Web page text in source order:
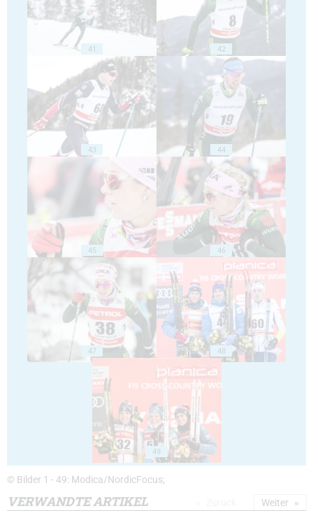
41 42
43 44
45 46
47 48
49
© Bilder 1 - 49: Modica/NordicFocus;
VERWANDTE ARTIKEL Weiter